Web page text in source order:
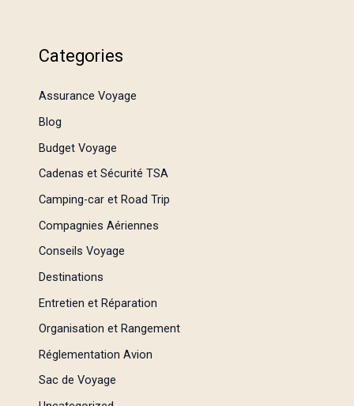
Categories
Assurance Voyage
Blog
Budget Voyage
Cadenas et Sécurité TSA
Camping-car et Road Trip
Compagnies Aériennes
Conseils Voyage
Destinations
Entretien et Réparation
Organisation et Rangement
Réglementation Avion
Sac de Voyage